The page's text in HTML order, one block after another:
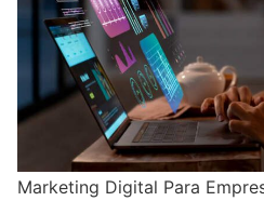
Marketing Digital Para